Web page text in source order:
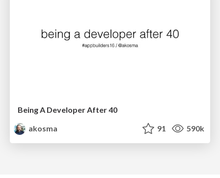
Being A Developer After 40
akosma
91 590k